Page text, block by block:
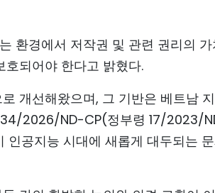
환경에서 저작권 및 관련 권리의
되어야 한다고 밝혔다.
개선해왔으며, 그 기반은 베트남
2026/ND-CP(정부령 17/2023/
인공지능 시대에 새롭게 대두되는